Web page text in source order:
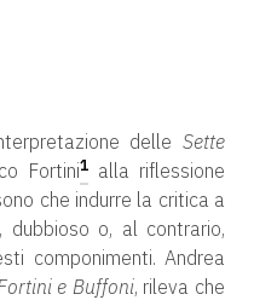
delle Sette
Fortini1alla riflessione
che indurre la critica a
dubbioso o, al contrario,
componimenti. Andrea
e Buffoni, rileva che